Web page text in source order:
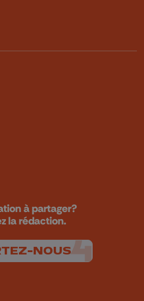
à partager?
la rédaction.
NOUS